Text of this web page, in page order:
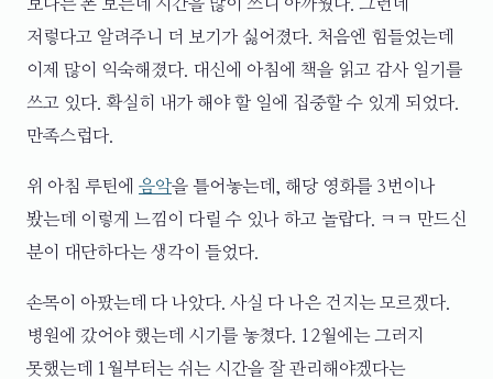
보다는 폰 보는데 시간을 많이 쓰니 아까웠다. 그런데
저렇다고 알려주니 더 보기가 싫어졌다. 처음엔 힘들었는데
이제 많이 익숙해졌다. 대신에 아침에 책을 읽고 감사 일기를
쓰고 있다. 확실히 내가 해야 할 일에 집중할 수 있게 되었다.
만족스럽다.
위 아침 루틴에 음악을 틀어놓는데, 해당 영화를 3번이나
봤는데 이렇게 느낌이 다릴 수 있나 하고 놀랍다. ㅋㅋ 만드신
분이 대단하다는 생각이 들었다.
손목이 아팠는데 다 나았다. 사실 다 나은 건지는 모르겠다.
병원에 갔어야 했는데 시기를 놓쳤다. 12월에는 그러지
못했는데 1월부터는 쉬는 시간을 잘 관리해야겠다는